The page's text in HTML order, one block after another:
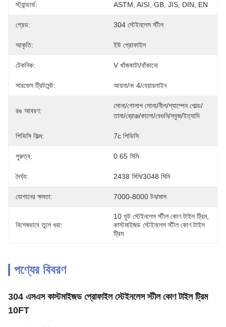
স্ট্যান্ডার্ড: ASTM, AISI, GB, JIS, DIN, EN
গ্রেড: 304 স্টেইনলেস স্টীল
আকৃতি: ইউ প্রোফাইল
টেকনিক: V খাঁজকাটা/বাঁকানো
সারফেস ট্রিটমেন্ট: আয়না/নং 4/হেয়ারলাইন
রঙ আবরণ:
সোনা/গোলাপ সোনা/নীল/শ্যাম্পেন গোল্ড/
তামা/ব্রোঞ্জ/কালো/বেগুনি/সবুজ/ইত্যাদি
পিভিসি ফিল্ম: 7c পিভিসি
পুরুত্ব: 0.65 মিমি
দৈর্ঘ্য: 2438 মিমি/3048 মিমি
যোগানের ক্ষমতা: 7000-8000 টন/মাস
বিশেষভাবে তুলে ধরা:
10 ফুট স্টেইনলেস স্টীল কোণ টাইল ট্রিম
কাস্টমাইজড স্টেইনলেস স্টীল কোণ টাইল
ট্রিম
পণ্যের বিবরণ
304 এসএস কাস্টমাইজড প্রোফাইল স্টেইনলেস স্টীল কোণ টাইল ট্রিম
10FT